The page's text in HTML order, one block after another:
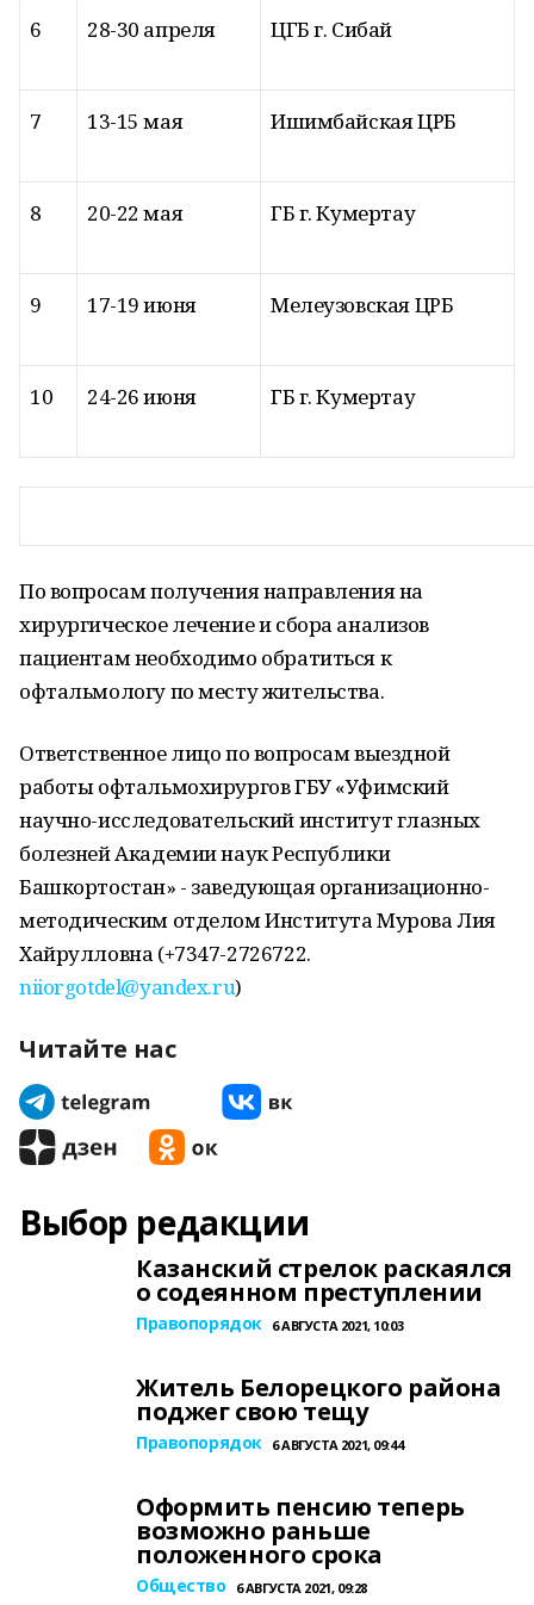
6 28-30 апреля ЦГБ г. Сибай
7 13-15 мая Ишимбайская ЦРБ
8 20-22 мая ГБ г. Кумертау
9 17-19 июня Мелеузовская ЦРБ
10 24-26 июня ГБ г. Кумертау
По вопросам получения направления на
хирургическое лечение и сбора анализов
пациентам необходимо обратиться к
офтальмологу по месту жительства.
Ответственное лицо по вопросам выездной
работы офтальмохирургов ГБУ «Уфимский
научно-исследовательский институт глазных
болезней Академии наук Республики
Башкортостан» - заведующая организационно-
методическим отделом Института Мурова Лия
Хайрулловна (+7347-2726722.
niiorgotdel@yandex.ru)
Читайте нас
Выбор редакции
Казанский стрелок раскаялся
о содеянном преступлении
Правопорядок 6 АВГУСТА 2021, 10:03
Житель Белорецкого района
поджег свою тещу
Правопорядок 6 АВГУСТА 2021, 09:44
Оформить пенсию теперь
возможно раньше
положенного срока
Общество 6 АВГУСТА 2021, 09:28